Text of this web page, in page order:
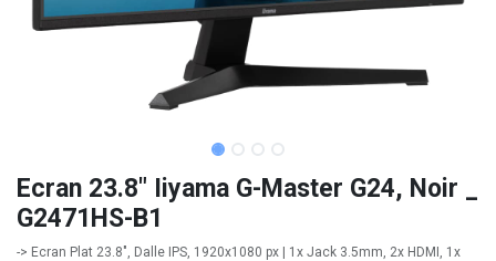
Ecran 23.8" Iiyama G-Master G24, Noir _
G2471HS-B1
-> Ecran Plat 23.8", Dalle IPS, 1920x1080 px | 1x Jack 3.5mm, 2x HDMI, 1x